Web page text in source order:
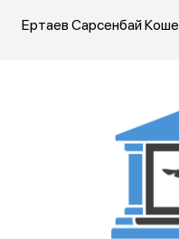
Ертаев Сарсенбай